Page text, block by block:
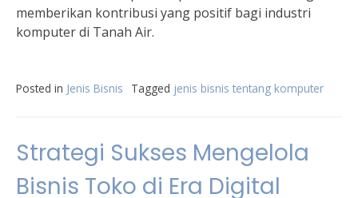
memberikan kontribusi yang positif bagi industri
komputer di Tanah Air.
Posted in Jenis Bisnis Tagged jenis bisnis tentang komputer
Strategi Sukses Mengelola
Bisnis Toko di Era Digital